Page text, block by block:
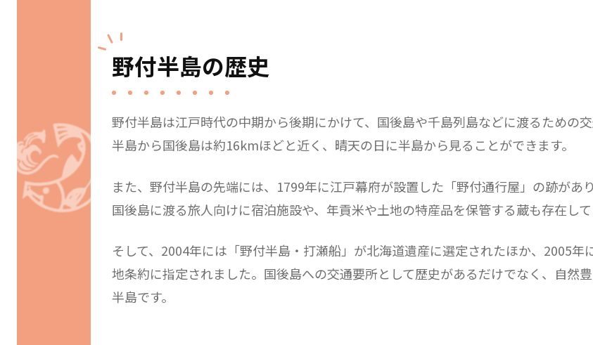
野付半島の歴史
野付半島は江戸時代の中期から後期にかけて、国後島や千島列島などに渡るための
半島から国後島は約16kmほどと近く、晴天の日に半島から見ることができます。
また、野付半島の先端には、1799年に江戸幕府が設置した「野付通行屋」の跡があ
国後島に渡る旅人向けに宿泊施設や、年貢米や土地の特産品を保管する蔵も存在して
そして、2004年には「野付半島・打瀬船」が北海道遺産に選定されたほか、2005
地条約に指定されました。国後島への交通要所として歴史があるだけでなく、自然
半島です。